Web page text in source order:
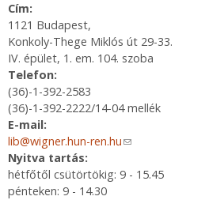
Cím:
1121 Budapest,
Konkoly-Thege Miklós út 29-33.
IV. épület, 1. em. 104. szoba
Telefon:
(36)-1-392-2583
(36)-1-392-2222/14-04 mellék
E-mail:
lib@wigner.hun-ren.hu(link sends e-mail)
Nyitva tartás:
hétfőtől csütörtökig: 9 - 15.45
pénteken: 9 - 14.30